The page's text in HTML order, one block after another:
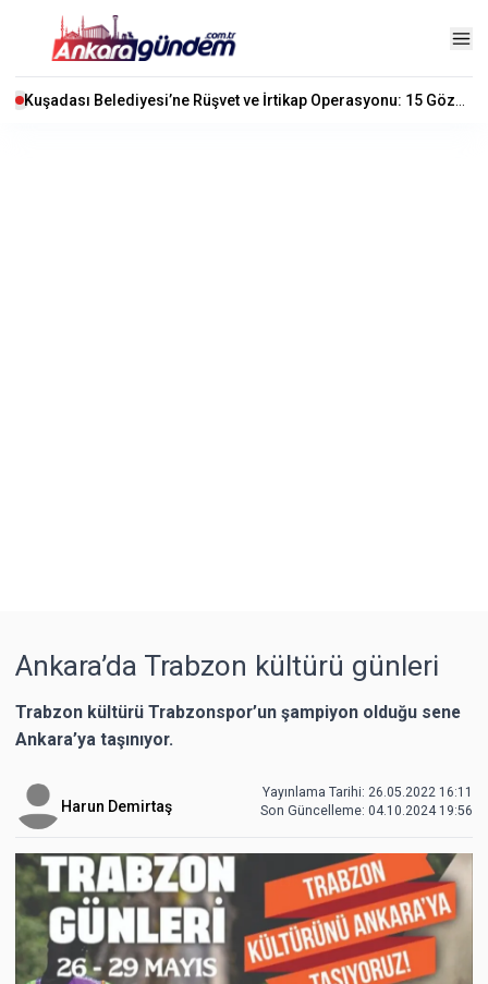
Ankara’da Trabzon kültürü günleri
Trabzon kültürü Trabzonspor’un şampiyon olduğu sene
Ankara’ya taşınıyor.
Harun Demirtaş
Yayınlama Tarihi: 26.05.2022 16:11
Son Güncelleme: 04.10.2024 19:56